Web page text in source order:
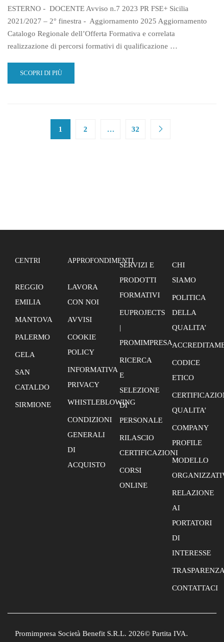
ESTERNO - DOCENTE Avviso n.7 2023 PR FSE+ Sicilia
2021/2027 – 2° finestra - Aggiornamento 2025 Aggiornamento
Catalogo Regionale dell’Offerta Formativa e correlata
realizzazione di percorsi formativi di qualificazione …
READ
MORE
ADDETTO
SCOPRI DI PIÙ
1 2 … 32
CENTRI
REGGIO
EMILIA
MANTOVA
PALERMO
GELA
SAN
CATALDO
SIRMIONE
APPROFONDIMENTI
LAVORA
CON NOI
AVVISI
COOKIE
POLICY
INFORMATIVA
PRIVACY
WHISTLEBLOWING
CONDIZIONI
GENERALI
DI
ACQUISTO
SERVIZI E
PRODOTTI
FORMATIVI
EUPROJECTS
|
PROMIMPRESA
RICERCA
E
SELEZIONE
DI
PERSONALE
RILASCIO
CERTIFICAZIONI
CORSI
ONLINE
CHI
SIAMO
POLITICA
DELLA
QUALITA’
CODICE
ETICO
QUALITA’
COMPANY
PROFILE
MODELLO
RELAZIONE
AI
PORTATORI
DI
INTERESSE
CONTATTACI
Promimpresa Società Benefit S.R.L. 2026© Partita IVA.